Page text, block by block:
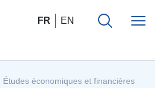
FR EN
Études économiques et financières